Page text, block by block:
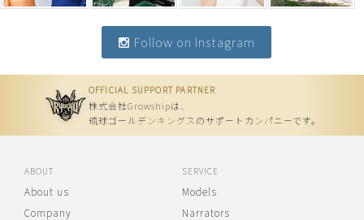
Follow on Instagram
OFFICIAL SUPPORT PARTNER
株式会社Growshipは、
琉球ゴールデンキングスのサポートカンパニーです。
ABOUT
About us
Company
SERVICE
Models
Narrators